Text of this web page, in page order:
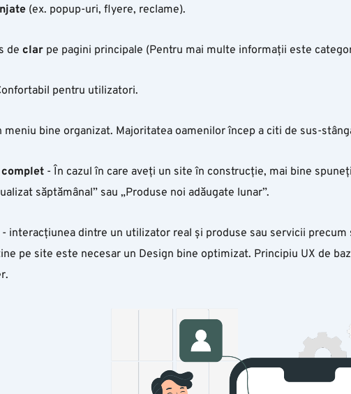
(ex. popup-uri, flyere, reclame).
de clar pe pagini principale (Pentru mai multe informații este
pentru utilizatori.
meniu bine organizat. Majoritatea oamenilor încep a citi de sus-
complet - În cazul în care aveți un site în construcție, mai bine
săptămânal” sau „Produse noi adăugate lunar”.
- interacțiunea dintre un utilizator real şi produse sau servicii
pe site este necesar un Design bine optimizat. Principiu UX de